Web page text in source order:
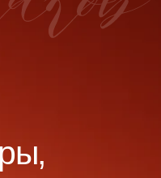
состав